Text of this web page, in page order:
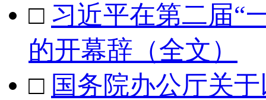
□ 习近平在第二届“
的开幕辞（全文）
□ 国务院办公厅关